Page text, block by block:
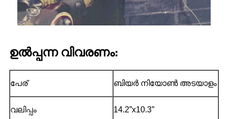
ഉൽപ്പന്ന വിവരണം:
പേര് ബിയർ നിയോൺ അടയാളം
വലിപ്പം 14.2”x10.3”